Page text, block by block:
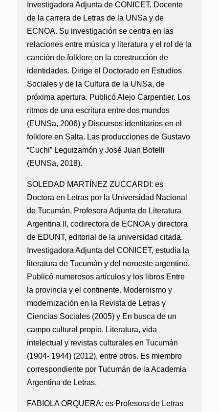
Investigadora Adjunta de CONICET, Docente
de la carrera de Letras de la UNSa y de
ECNOA. Su investigación se centra en las
relaciones entre música y literatura y el rol de la
canción de folklore en la construcción de
identidades. Dirige el Doctorado en Estudios
Sociales y de la Cultura de la UNSa, de
próxima apertura. Publicó Alejo Carpentier. Los
ritmos de una escritura entre dos mundos
(EUNSa, 2006) y Discursos identitarios en el
folklore en Salta. Las producciones de Gustavo
“Cuchi” Leguizamón y José Juan Botelli
(EUNSa, 2018).
SOLEDAD MARTÍNEZ ZUCCARDI: es
Doctora en Letras por la Universidad Nacional
de Tucumán, Profesora Adjunta de Literatura
Argentina II, codirectora de ECNOA y directora
de EDUNT, editorial de la universidad citada.
Investigadora Adjunta del CONICET, estudia la
literatura de Tucumán y del noroeste argentino.
Publicó numerosos artículos y los libros Entre
la provincia y el continente. Modernismo y
modernización en la Revista de Letras y
Ciencias Sociales (2005) y En busca de un
campo cultural propio. Literatura, vida
intelectual y revistas culturales en Tucumán
(1904- 1944) (2012), entre otros. Es miembro
correspondiente por Tucumán de la Academia
Argentina de Letras.
FABIOLA ORQUERA: es Profesora de Letras